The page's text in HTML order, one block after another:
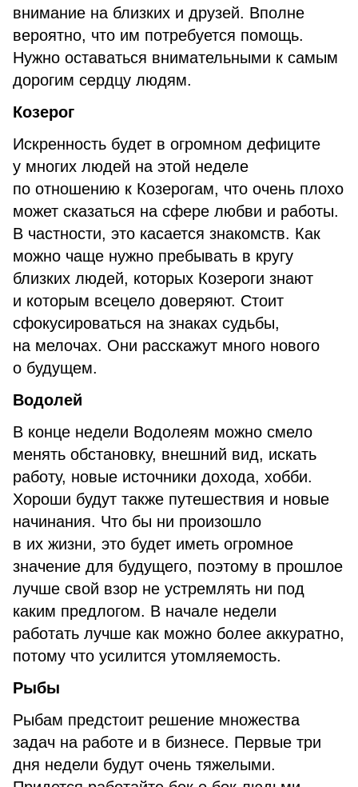
внимание на близких и друзей. Вполне
вероятно, что им потребуется помощь.
Нужно оставаться внимательными к самым
дорогим сердцу людям.
Козерог
Искренность будет в огромном дефиците
у многих людей на этой неделе
по отношению к Козерогам, что очень плохо
может сказаться на сфере любви и работы.
В частности, это касается знакомств. Как
можно чаще нужно пребывать в кругу
близких людей, которых Козероги знают
и которым всецело доверяют. Стоит
сфокусироваться на знаках судьбы,
на мелочах. Они расскажут много нового
о будущем.
Водолей
В конце недели Водолеям можно смело
менять обстановку, внешний вид, искать
работу, новые источники дохода, хобби.
Хороши будут также путешествия и новые
начинания. Что бы ни произошло
в их жизни, это будет иметь огромное
значение для будущего, поэтому в прошлое
лучше свой взор не устремлять ни под
каким предлогом. В начале недели
работать лучше как можно более аккуратно,
потому что усилится утомляемость.
Рыбы
Рыбам предстоит решение множества
задач на работе и в бизнесе. Первые три
дня недели будут очень тяжелыми.